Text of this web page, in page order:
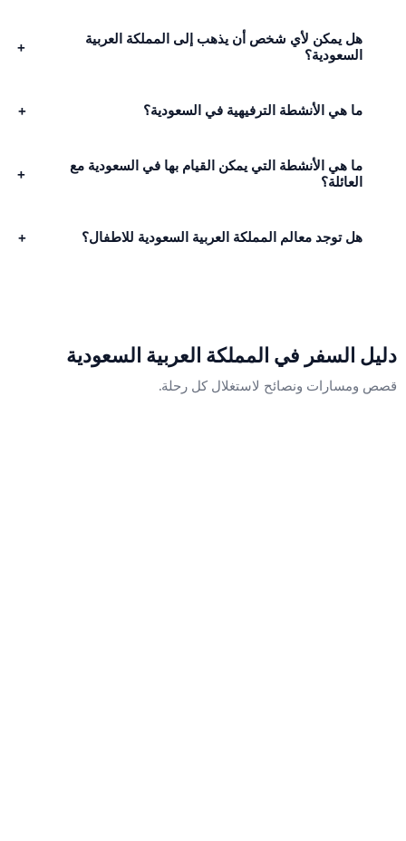
هل يمكن لأي شخص أن يذهب إلى المملكة العربية
السعودية؟
ما هي الأنشطة الترفيهية في السعودية؟
ما هي الأنشطة التي يمكن القيام بها في السعودية مع
العائلة؟
هل توجد معالم المملكة العربية السعودية للاطفال؟
السفر فيالمملكة العربية السعودية
ومسارات ونصائح لاستغلال كل رحلة.